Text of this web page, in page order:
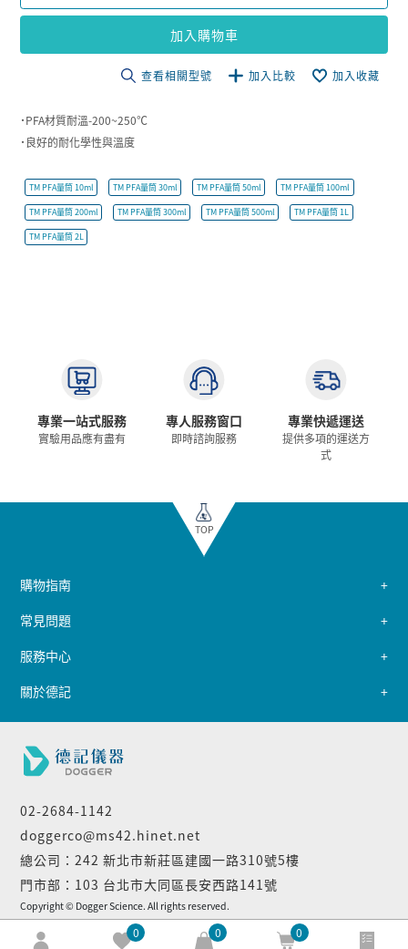
加入購物車
查看相關型號 加入比較 加入收藏
˙PFA材質耐溫-200~250℃
˙良好的耐化學性與溫度
TM PFA量筒 10ml TM PFA量筒 30ml TM PFA量筒 50ml TM PFA量筒 100ml
TM PFA量筒 200ml TM PFA量筒 300ml TM PFA量筒 500ml TM PFA量筒 1L
TM PFA量筒 2L
0 0 0
專業一站式服務
實驗用品應有盡有
專人服務窗口
即時諮詢服務
專業快遞運送
提供多項的運送方
式
TOP
02-2684-1142
doggerco@ms42.hinet.net
總公司：242 新北市新莊區建國一路310號5樓
門市部：103 台北市大同區長安西路141號
購物指南
常見問題
服務中心
關於德記
Copyright © Dogger Science. All rights reserved.